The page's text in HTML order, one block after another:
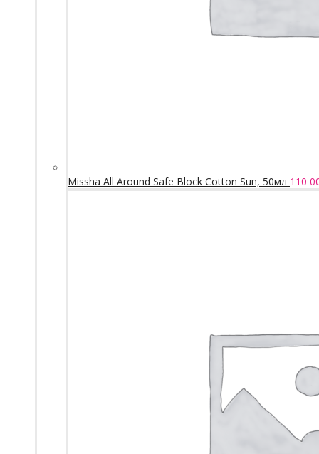
Missha All Around Safe Block Cotton Sun, 50мл 110